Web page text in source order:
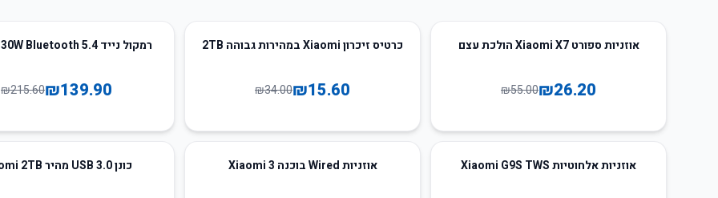
52
אוזניות ספורט Xiaomi X7 הולכת עצם
₪26.20
₪55.00
54%כרטיס זיכרון Xiaomi במהירות גבוהה 2TB
₪15.60
₪34.00
35
רמקול נייד Xiaomi 30W Bluetooth 5.4
₪139.90
₪215.60
33אוזניות אלחוטיות Xiaomi G9S TWS אוזניות Wired בוכנה 3 Xiaomi כונן USB 3.0 מהיר Xiaomi 2TB